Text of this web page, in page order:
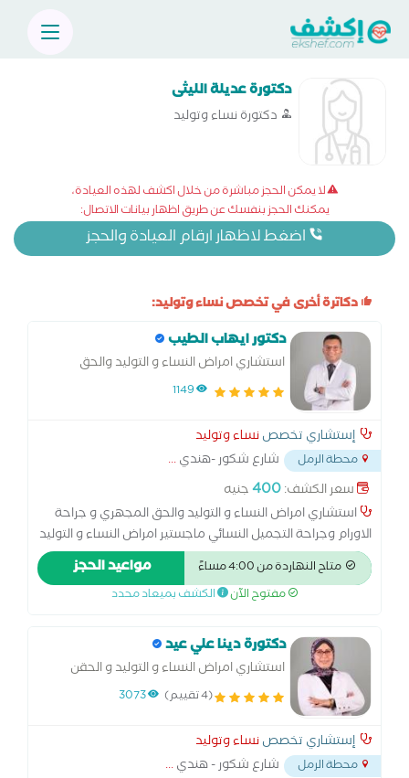
دكتورة عديلة الليثى
دكتورة نساء وتوليد
لا يمكن الحجز مباشرة من خلال اكشف لهذه العيادة،
يمكنك الحجز بنفسك عن طريق اظهار بيانات الاتصال:
اضغط لاظهار ارقام العيادة والحجز
دكاترة أخرى في تخصص نساء وتوليد:
دكتور ايهاب الطيب
استشاري امراض النساء و التوليد والحق
المجهري وجراحة التجميل النسائي.
1149
إستشاري تخصصنساء وتوليد
محطة الرمل شارع شكور -هندي...
سعر الكشف:400جنيه
استشاري امراض النساء و التوليد والحق المجهري و جراحة
الاورام وجراحة التجميل النسائي ماجستير امراض النساء و التوليد
كلية الطب - جامعة الاسكندرية زماله الكليه الملكية MECOG -
لندن زمالة الكلية الملكية MRCPI - دبلن البورد الاوربي لامراض
النساء و التوليد EBCOG - بروكسل - بلجيكا
متاح النهاردة من 4:00 مساءً مواعيد الحجز
مفتوح الآن الكشف بميعاد محدد
دكتورة دينا علي عيد
استشاري امراض النساء و التوليد و الحقن
المجهري والحمل الحرج وطب الجنين ماجستير
لندن
(4 تقييم) 3073
إستشاري تخصصنساء وتوليد
محطة الرمل شارع شكور - هندي...